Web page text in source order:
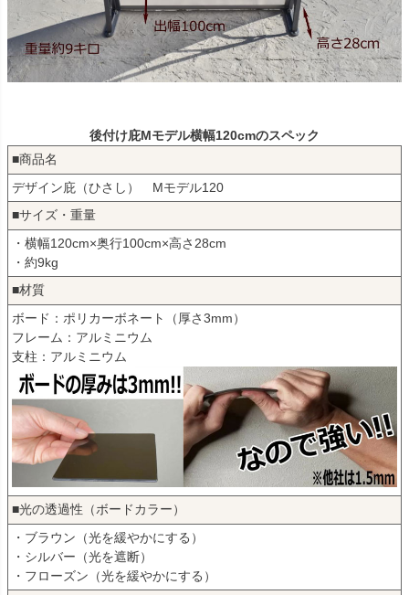
後付け庇Mモデル横幅120cmのスペック
■商品名
デザイン庇（ひさし） Mモデル120
■サイズ・重量
・横幅120cm×奥行100cm×高さ28cm
・約9kg
■材質
ボード：ポリカーボネート（厚さ3mm）
フレーム：アルミニウム
支柱：アルミニウム
■光の透過性（ボードカラー）
・ブラウン（光を緩やかにする）
・シルバー（光を遮断）
・フローズン（光を緩やかにする）